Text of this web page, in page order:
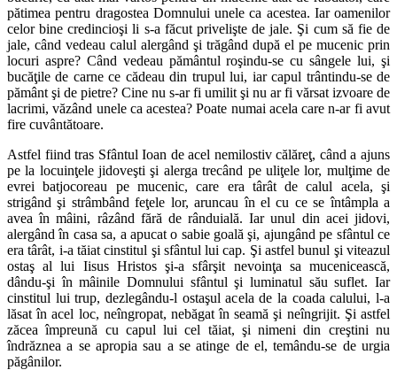
pătimea pentru dragostea Domnului unele ca acestea. Iar oamenilor
celor bine credincioşi li s-a făcut privelişte de jale. Şi cum să fie de
jale, când vedeau calul alergând şi trăgând după el pe mucenic prin
locuri aspre? Când vedeau pământul roşindu-se cu sângele lui, şi
bucăţile de carne ce cădeau din trupul lui, iar capul trântindu-se de
pământ şi de pietre? Cine nu s-ar fi umilit şi nu ar fi vărsat izvoare de
lacrimi, văzând unele ca acestea? Poate numai acela care n-ar fi avut
fire cuvântătoare.
Astfel fiind tras Sfântul Ioan de acel nemilostiv călăreţ, când a ajuns
pe la locuinţele jidoveşti şi alerga trecând pe uliţele lor, mulţime de
evrei batjocoreau pe mucenic, care era târât de calul acela, şi
strigând şi strâmbând feţele lor, aruncau în el cu ce se întâmpla a
avea în mâini, râzând fără de rânduială. Iar unul din acei jidovi,
alergând în casa sa, a apucat o sabie goală şi, ajungând pe sfântul ce
era târât, i-a tăiat cinstitul şi sfântul lui cap. Şi astfel bunul şi viteazul
ostaş al lui Iisus Hristos şi-a sfârşit nevoinţa sa mucenicească,
dându-şi în mâinile Domnului sfântul şi luminatul său suflet. Iar
cinstitul lui trup, dezlegându-l ostaşul acela de la coada calului, l-a
lăsat în acel loc, neîngropat, nebăgat în seamă şi neîngrijit. Şi astfel
zăcea împreună cu capul lui cel tăiat, şi nimeni din creştini nu
îndrăznea a se apropia sau a se atinge de el, temându-se de urgia
păgânilor.